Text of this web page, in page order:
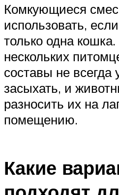
Комкующиеся
использовать,
только одна
нескольких
составы не всегда
засыхать, и
разносить их на
помещению.
Какие